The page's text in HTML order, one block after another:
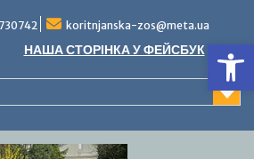
koritnjanska-zos@meta.ua
НАША СТОРІНКА У ФЕЙСБУК